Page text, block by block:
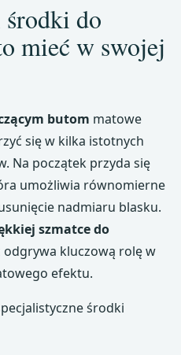
środki do
mieć w swojej
butom matowe
się w kilka istotnych
Na początek przyda się
umożliwia równomierne
nadmiaru blasku.
szmatce do
odgrywa kluczową rolę w
efektu.
środki